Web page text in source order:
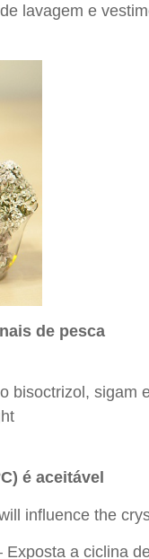
lavagem e
de pesca
bisoctrizol, sigam
é aceitável
influence the
Exposta a ciclina